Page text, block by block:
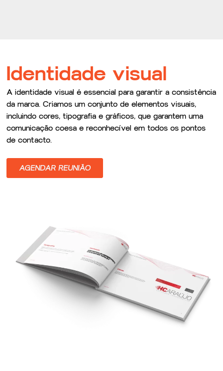
Identidade visual
A identidade visual é essencial para garantir a consistência
da marca. Criamos um conjunto de elementos visuais,
incluindo cores, tipografia e gráficos, que garantem uma
comunicação coesa e reconhecível em todos os pontos
de contacto.
AGENDAR REUNIÃO